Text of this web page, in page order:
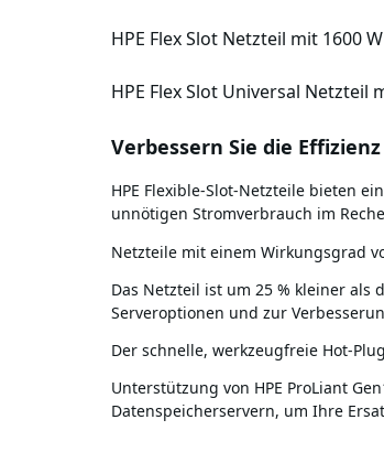
HPE Flex Slot Netzteil mit 1600
HPE Flex Slot Universal Netzteil
Verbessern Sie die
HPE Flexible-Slot-Netzteile bieten
unnötigen Stromverbrauch im
Netzteile mit einem Wirkungsgrad
Das Netzteil ist um 25 % kleiner als
Serveroptionen und zur
Der schnelle, werkzeugfreie Hot-
Unterstützung von HPE ProLiant
Datenspeicherservern, um Ihre